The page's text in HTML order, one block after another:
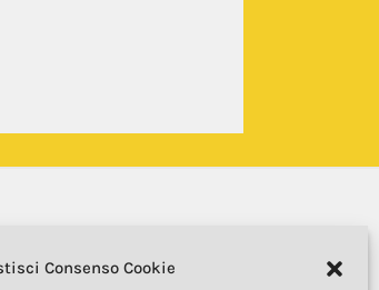
Consenso Cookie